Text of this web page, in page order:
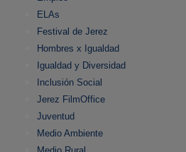
ELAs
Festival de Jerez
Hombres x Igualdad
Igualdad y Diversidad
Inclusión Social
Jerez FilmOffice
Juventud
Medio Ambiente